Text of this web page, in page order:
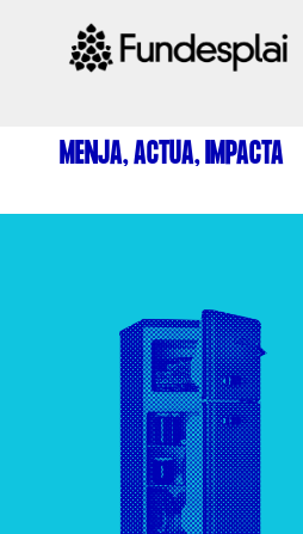
MENJA, ACTUA, IMPACTA
ACTIVITATS
MÓN
ALBERG
CASES DE